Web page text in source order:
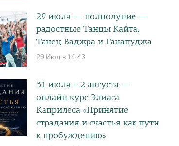
29 июля — полнолуние —
радостные Танцы Кайта,
Танец Ваджра и Ганапуджа
29 Июл в 14:43
31 июля – 2 августа —
онлайн-курс Элиаса
Каприлеса «Принятие
страдания и счастья как пути
к пробуждению»